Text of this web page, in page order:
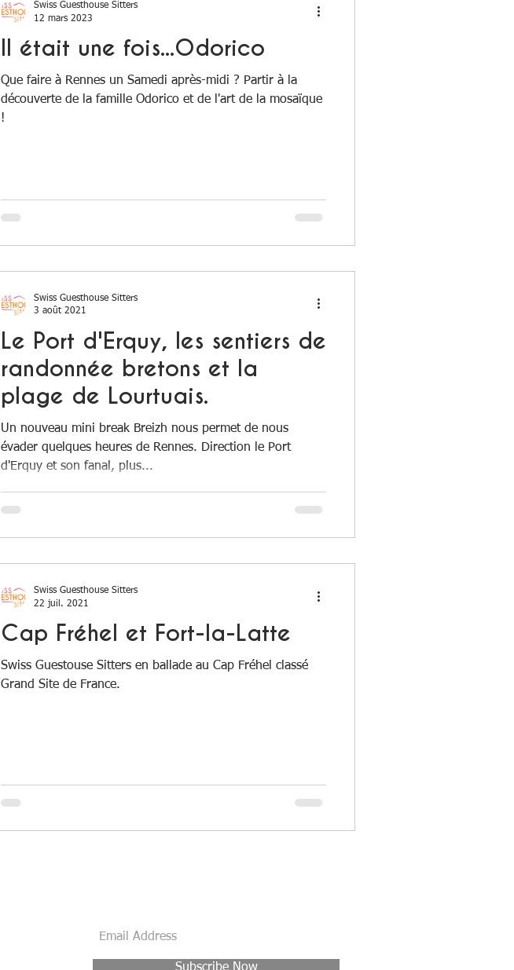
Il était une fois...Odorico
Que faire à Rennes un Samedi après-midi ? Partir à la
découverte de la famille Odorico et de l'art de la mosaïque
!
Swiss Guesthouse Sitters
12 mars 2023
Le Port d'Erquy, les sentiers de
randonnée bretons et la
plage de Lourtuais.
Un nouveau mini break Breizh nous permet de nous
évader quelques heures de Rennes. Direction le Port
d'Erquy et son fanal, plus...
Swiss Guesthouse Sitters
3 août 2021
Cap Fréhel et Fort-la-Latte
Swiss Guestouse Sitters en ballade au Cap Fréhel classé
Grand Site de France.
Swiss Guesthouse Sitters
22 juil. 2021
Subscribe Now